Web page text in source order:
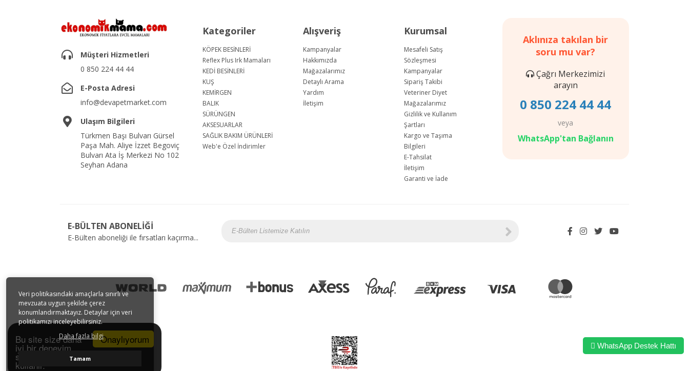
Onaylıyorum
Bu site size daha
iyi bir deneyim
sunmak için tarayıcı çerezlerini
kullanır.
Veri politikasındaki amaçlarla sınırlı ve
mevzuata uygun şekilde çerez
konumlandırmaktayız. Detaylar için veri
politikamızı inceleyebilirsiniz.
Daha fazla bilgi
Tamam
Müşteri Hizmetleri
0 850 224 44 44
E-Posta Adresi
info@devapetmarket.com
Ulaşım Bilgileri
Türkmen Başı Bulvarı Gürsel
Paşa Mah. Aliye İzzet Begoviç
Bulvarı Ata İş Merkezi No 102
Seyhan Adana
Kategoriler
KÖPEK BESİNLERİ
Reflex Plus Irk Mamaları
KEDİ BESİNLERİ
KUŞ
KEMİRGEN
BALIK
SÜRÜNGEN
AKSESUARLAR
SAĞLIK BAKIM ÜRÜNLERİ
Web'e Özel İndirimler
Alışveriş
Kampanyalar
Hakkımızda
Mağazalarımız
Detaylı Arama
Yardım
İletişim
Kurumsal
Mesafeli Satış
Sözleşmesi
Kampanyalar
Sipariş Takibi
Veteriner Diyet
Mağazalarımız
Gizlilik ve Kullanım
Şartları
Kargo ve Taşıma
Bilgileri
E-Tahsilat
İletişim
Garanti ve İade
Aklınıza takılan bir
soru mu var?
Çağrı Merkezimizi
arayın
0 850 224 44 44
veya
WhatsApp'tan Bağlanın
E-BÜLTEN ABONELİĞİ
E-Bülten aboneliği ile fırsatları kaçırma...
WhatsApp Destek Hattı